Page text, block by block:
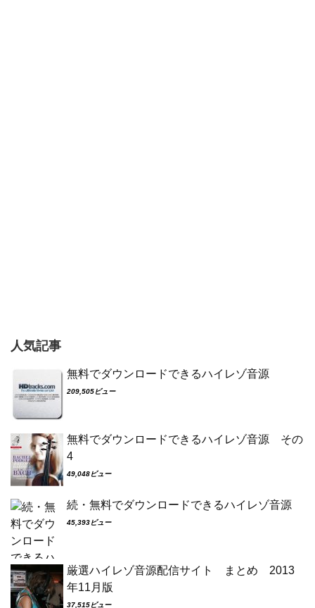
人気記事
無料でダウンロードできるハイレゾ音源
209,505ビュー
無料でダウンロードできるハイレゾ音源 その
4
49,048ビュー
続・無料でダウンロードできるハイレゾ音源
45,393ビュー
厳選ハイレゾ音源配信サイト まとめ 2013
年11月版
37,515ビュー